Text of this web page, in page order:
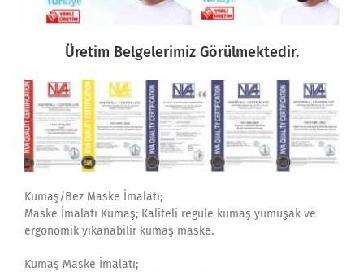
Üretim Belgelerimiz Görülmektedir.
Kumaş/Bez Maske İmalatı;
Maske İmalatı Kumaş; Kaliteli regule kumaş yumuşak ve
ergonomik yıkanabilir kumaş maske.
Kumaş Maske İmalatı;